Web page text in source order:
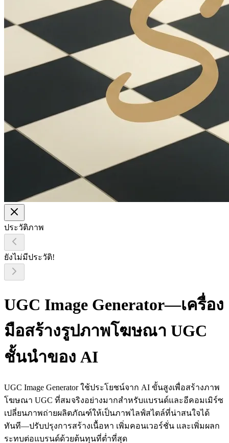
ประวัติภาพ
ยังไม่มีประวัติ!
UGC Image Generator—เครื่อง
มือสร้างรูปภาพโฆษณา UGC
ชั้นนำของ AI
UGC Image Generator ใช้ประโยชน์จาก AI ขั้นสูงเพื่อสร้างภาพ
โฆษณา UGC ที่สมจริงอย่างมากสำหรับแบรนด์และอีคอมเมิร์ซ
เปลี่ยนภาพถ่ายผลิตภัณฑ์ให้เป็นภาพไลฟ์สไตล์ที่น่าสนใจได้
ทันที—ปรับปรุงการสร้างเนื้อหา เพิ่มคอนเวอร์ชั่น และเพิ่มผลก
ระทบต่อแบรนด์ด้วยต้นทุนที่ต่ำที่สุด